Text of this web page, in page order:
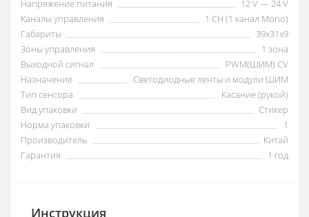
Напряжение питания
12 V — 24 V
Каналы управления
1 CH (1 канал Mono)
Габариты
39х31х9
Зоны управления
1 зона
Выходной сигнал
PWM(ШИМ) CV
Назначение
Светодиодные ленты и модули ШИМ
Тип сенсора
Касание (рукой)
Вид упаковки
Стикер
Норма упаковки
1
Производитель
Китай
Гарантия
1 год
Инструкция